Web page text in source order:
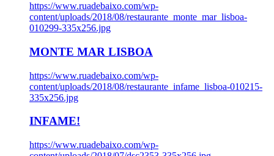
https://www.ruadebaixo.com/wp-
content/uploads/2018/08/restaurante_monte_mar_lisboa-
010299-335x256.jpg
MONTE MAR LISBOA
https://www.ruadebaixo.com/wp-
content/uploads/2018/08/restaurante_infame_lisboa-010215-
335x256.jpg
INFAME!
https://www.ruadebaixo.com/wp-